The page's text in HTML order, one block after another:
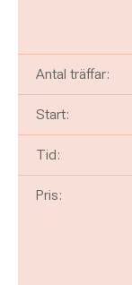
Antal träffar:
Start:
Tid:
Pris: